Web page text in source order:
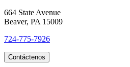
664 State Avenue
Beaver, PA 15009
724-775-7926
Contáctenos